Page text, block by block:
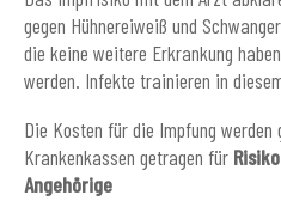
gegen Hühnereiweiß und
die keine weitere Erkrankung
werden. Infekte trainieren in
Die Kosten für die Impfung werden
Krankenkassen getragen für
Angehörige